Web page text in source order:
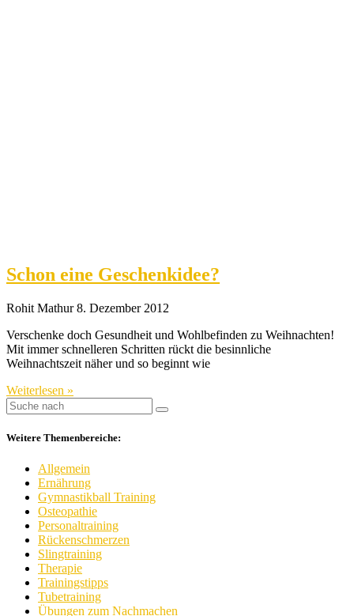
Schon eine Geschenkidee?
Rohit Mathur8. Dezember 2012
Verschenke doch Gesundheit und Wohlbefinden zu Weihnachten!
Mit immer schnelleren Schritten rückt die besinnliche
Weihnachtszeit näher und so beginnt wie
Weiterlesen »
Weitere Themenbereiche:
Allgemein
Ernährung
Gymnastikball Training
Osteopathie
Personaltraining
Rückenschmerzen
Slingtraining
Therapie
Trainingstipps
Tubetraining
Übungen zum Nachmachen